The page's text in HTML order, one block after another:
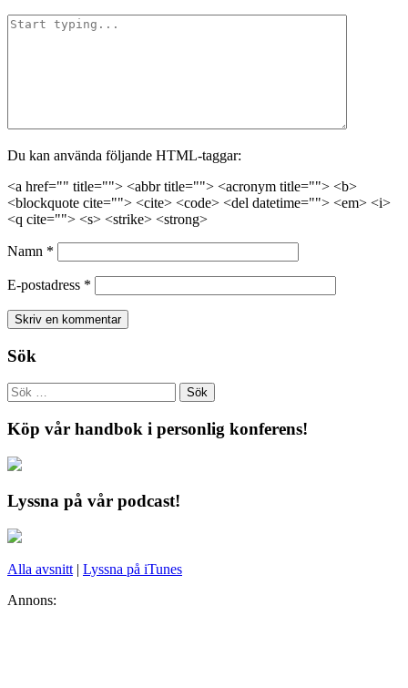
Du kan använda följande HTML-taggar:
<a href="" title=""> <abbr title=""> <acronym title=""> <b>
<blockquote cite=""> <cite> <code> <del datetime=""> <em> <i>
<q cite=""> <s> <strike> <strong>
Namn *
E-postadress *
Sök
Köp vår handbok i personlig konferens!
Lyssna på vår podcast!
Alla avsnitt | Lyssna på iTunes
Annons: